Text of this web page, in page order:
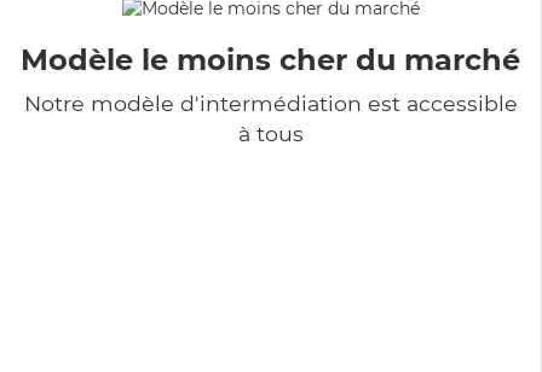
Modèle le moins cher du marché
Notre modèle d'intermédiation est accessible
à tous